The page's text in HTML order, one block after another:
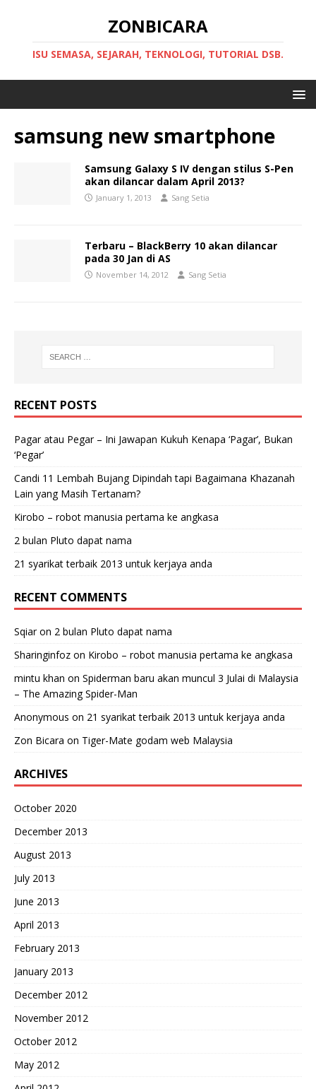
ZONBICARA
ISU SEMASA, SEJARAH, TEKNOLOGI, TUTORIAL DSB.
samsung new smartphone
Samsung Galaxy S IV dengan stilus S-Pen
akan dilancar dalam April 2013?
January 1, 2013 Sang Setia
Terbaru – BlackBerry 10 akan dilancar
pada 30 Jan di AS
November 14, 2012 Sang Setia
RECENT POSTS
Pagar atau Pegar – Ini Jawapan Kukuh Kenapa ‘Pagar’, Bukan
‘Pegar’
Candi 11 Lembah Bujang Dipindah tapi Bagaimana Khazanah
Lain yang Masih Tertanam?
Kirobo – robot manusia pertama ke angkasa
2 bulan Pluto dapat nama
21 syarikat terbaik 2013 untuk kerjaya anda
RECENT COMMENTS
Sqiaron 2 bulan Pluto dapat nama
Sharinginfoz on Kirobo – robot manusia pertama ke angkasa
mintu khan on Spiderman baru akan muncul 3 Julai di Malaysia
– The Amazing Spider-Man
Anonymous on 21 syarikat terbaik 2013 untuk kerjaya anda
Zon Bicara on Tiger-Mate godam web Malaysia
ARCHIVES
October 2020
December 2013
August 2013
July 2013
June 2013
April 2013
February 2013
January 2013
December 2012
November 2012
October 2012
May 2012